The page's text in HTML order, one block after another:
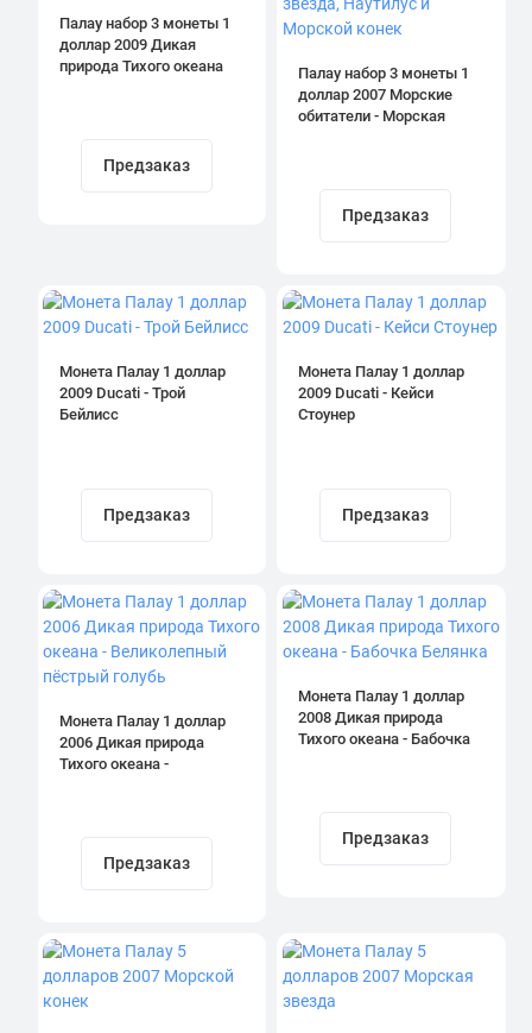
Палау набор 3 монеты 1
доллар 2009 Дикая
природа Тихого океана
Предзаказ
Палау набор 3 монеты 1
доллар 2007 Морские
обитатели - Морская
Предзаказ
Монета Палау 1 доллар
2009 Ducati - Трой
Бейлисс
Предзаказ
Монета Палау 1 доллар
2009 Ducati - Кейси
Стоунер
Предзаказ
Монета Палау 1 доллар
2006 Дикая природа
Тихого океана -
Предзаказ
Монета Палау 1 доллар
2008 Дикая природа
Тихого океана - Бабочка
Предзаказ